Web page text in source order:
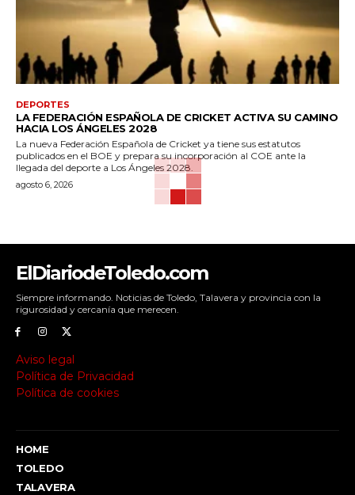
DEPORTES
LA FEDERACIÓN ESPAÑOLA DE CRICKET ACTIVA SU CAMINO
HACIA LOS ÁNGELES 2028
La nueva Federación Española de Cricket ya tiene sus estatutos
publicados en el BOE y prepara su incorporación al COE ante la
llegada del deporte a Los Ángeles 2028.
agosto 6, 2026
ElDiariodeToledo.com
Siempre informando. Noticias de Toledo, Talavera y provincia con la
rigurosidad y cercanía que merecen.
Aviso legal
Política de Privacidad
Política de cookies
HOME
TOLEDO
TALAVERA